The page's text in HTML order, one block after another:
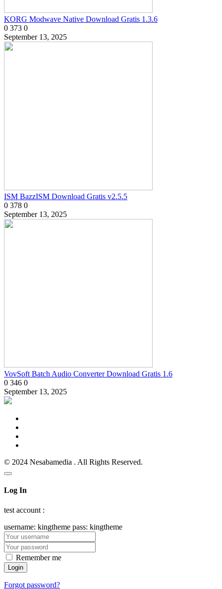
KORG Modwave Native Download Gratis 1.3.6
0 373 0
September 13, 2025
ISM BazzISM Download Gratis v2.5.5
0 378 0
September 13, 2025
VovSoft Batch Audio Converter Download Gratis 1.6
0 346 0
September 13, 2025
© 2024 Nesabamedia . All Rights Reserved.
Log In
test account :
username: kingtheme pass: kingtheme
Remember me
Forgot password?